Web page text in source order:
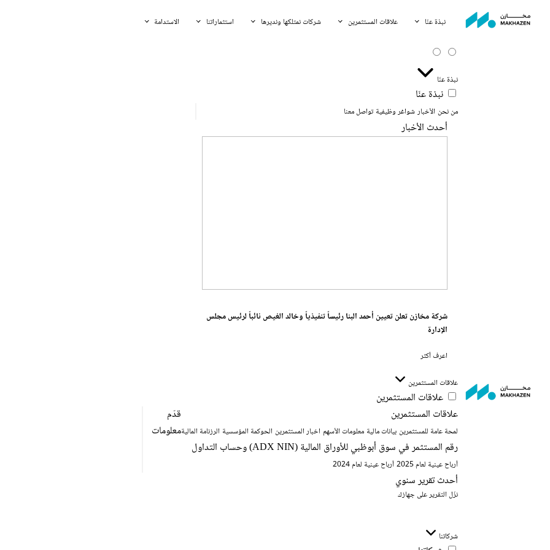
نبذة عنّا علاقات المستثمرين شركات نمتلكها ونديرها استثماراتنا الاستدامة
نبذة عنّا
نبذة عنّا
من نحن الأخبار شواغر وظيفية تواصل معنا
أحدث الأخبار
شركة مخازن تعلن تعيين أحمد البنا رئيساً تنفيذياً وخالد الغيص نائباً لرئيس مجلس
الإدارة
اعرف أكثر
علاقات المستثمرين
علاقات المستثمرين
علاقات المستثمرين
لمحة عامة للمستثمرين بيانات مالية معلومات الأسهم اخبار المستثمرين الحوكمة المؤسسية الرزنامة المالية
قدّم
معلومات
رقم المستثمر في سوق أبوظبي للأوراق المالية (ADX NIN) وحساب التداول
أرباح عينية لعام 2025 أرباح عينية لعام 2024
أحدث تقرير سنوي
نزّل التقرير على جهازك
شركاتنا